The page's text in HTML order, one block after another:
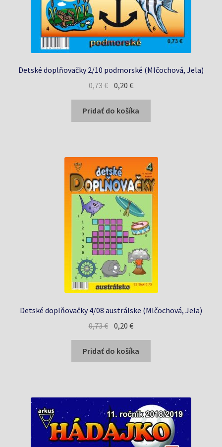
Detské doplňovačky 2/10 podmorské (Mlčochová, Jela)
0,73€ Pôvodná
cena
bola:
0,73 €.
0,20€Aktuálna
cena
je:
0,20 €.
Pridať do košíka
Detské doplňovačky 4/08 austrálske (Mlčochová, Jela)
0,73€ Pôvodná
bola:
0,73 €.
0,20€Aktuálna
je:
0,20 €.
Pridať do košíka